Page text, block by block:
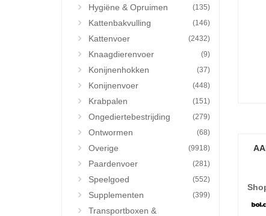
Hygiëne & Opruimen (135)
Kattenbakvulling (146)
Kattenvoer (2432)
Knaagdierenvoer (9)
Konijnenhokken (37)
Konijnenvoer (448)
Krabpalen (151)
Ongediertebestrijding (279)
Ontwormen (68)
Overige (9918)
Paardenvoer (281)
Speelgoed (552)
Supplementen (399)
Transportboxen &